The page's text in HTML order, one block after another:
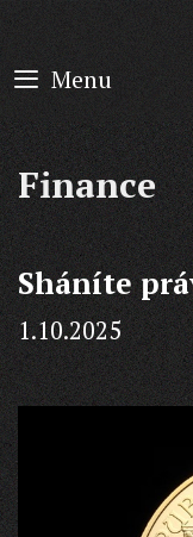
Skip
content
Menu
Finance
Sháníte
1.10.2025